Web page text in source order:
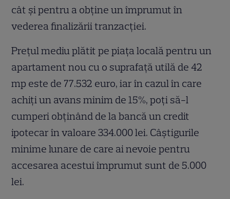
cât și pentru a obține un împrumut în
vederea finalizării tranzacției.
Prețul mediu plătit pe piața locală pentru un
apartament nou cu o suprafață utilă de 42
mp este de 77.532 euro, iar în cazul în care
achiți un avans minim de 15%, poți să-l
cumperi obținând de la bancă un credit
ipotecar în valoare 334.000 lei. Câștigurile
minime lunare de care ai nevoie pentru
accesarea acestui împrumut sunt de 5.000
lei.